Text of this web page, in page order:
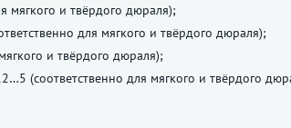
мягкого и твёрдого дюраля);
для мягкого и твёрдого дюраля);
и твёрдого дюраля);
(соответственно для мягкого и твёрдого